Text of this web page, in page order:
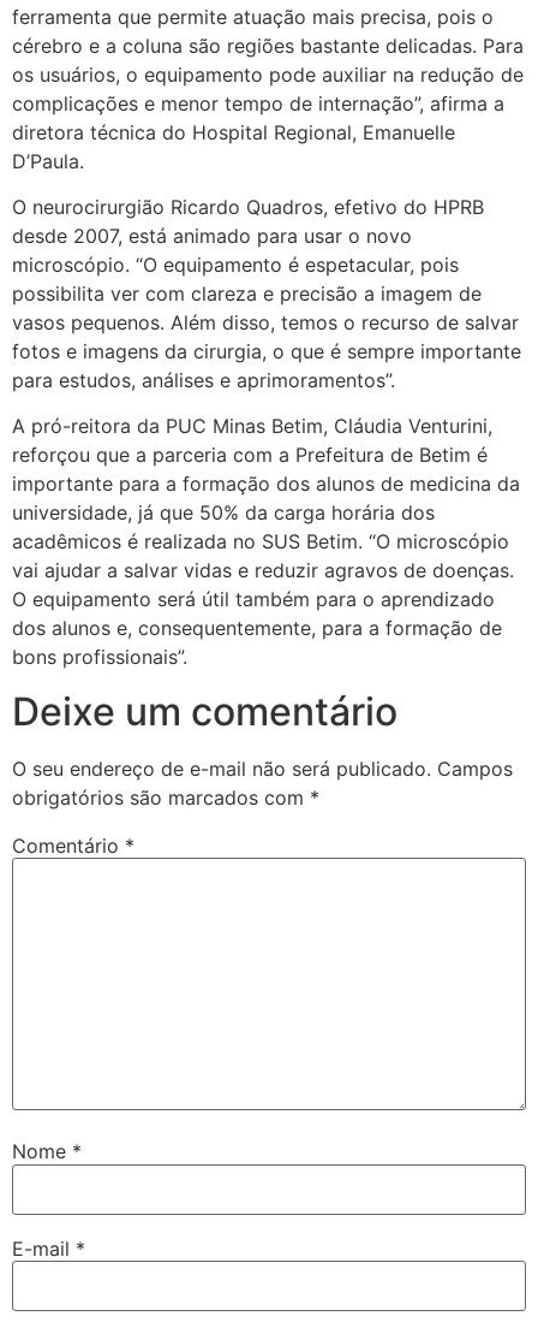
ferramenta que permite atuação mais precisa, pois o
cérebro e a coluna são regiões bastante delicadas. Para
os usuários, o equipamento pode auxiliar na redução de
complicações e menor tempo de internação”, afirma a
diretora técnica do Hospital Regional, Emanuelle
D’Paula.
O neurocirurgião Ricardo Quadros, efetivo do HPRB
desde 2007, está animado para usar o novo
microscópio. “O equipamento é espetacular, pois
possibilita ver com clareza e precisão a imagem de
vasos pequenos. Além disso, temos o recurso de salvar
fotos e imagens da cirurgia, o que é sempre importante
para estudos, análises e aprimoramentos”.
A pró-reitora da PUC Minas Betim, Cláudia Venturini,
reforçou que a parceria com a Prefeitura de Betim é
importante para a formação dos alunos de medicina da
universidade, já que 50% da carga horária dos
acadêmicos é realizada no SUS Betim. “O microscópio
vai ajudar a salvar vidas e reduzir agravos de doenças.
O equipamento será útil também para o aprendizado
dos alunos e, consequentemente, para a formação de
bons profissionais”.
Deixe um comentário
O seu endereço de e-mail não será publicado. Campos
obrigatórios são marcados com *
Comentário *
Nome *
E-mail *